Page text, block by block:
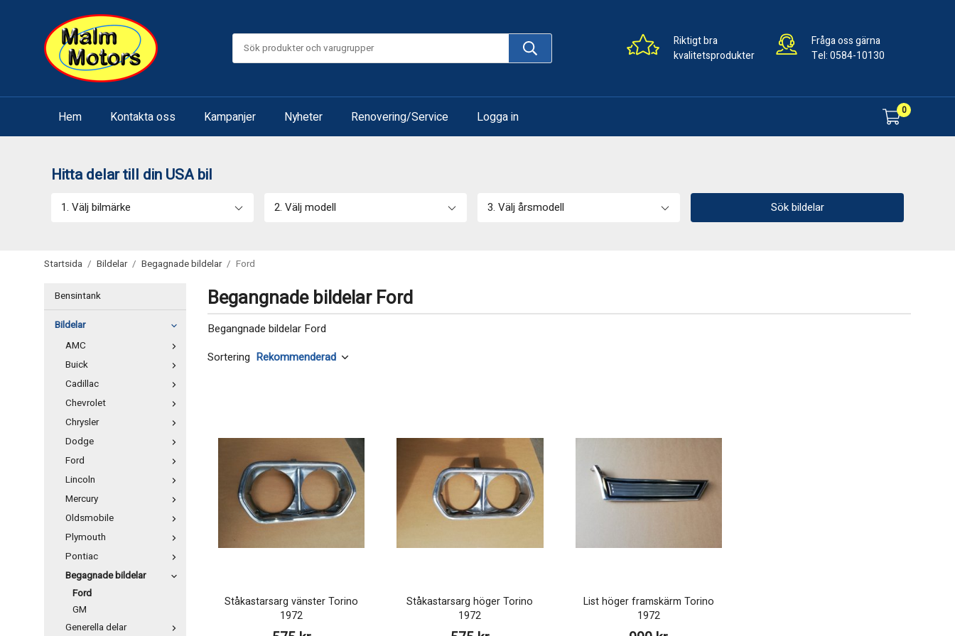
Riktigt bra
kvalitetsprodukter
Fråga oss gärna
Tel:0584-10130
Hem Kontakta oss Kampanjer Nyheter Renovering/Service Logga in 0
Hitta delar till din USA bil
1. Välj bilmärke 2. Välj modell 3. Välj årsmodell Sök bildelar
Startsida / Bildelar / Begagnade bildelar / Ford
Bensintank
Bildelar
AMC
Buick
Cadillac
Chevrolet
Chrysler
Dodge
Ford
Lincoln
Mercury
Oldsmobile
Plymouth
Pontiac
Begagnade bildelar
Ford
GM
Generella delar
Begangnade bildelar Ford
Begangnade bildelar Ford
Sortering
Ståkastarsarg vänster Torino
1972
Ståkastarsarg höger Torino
1972
List höger framskärm Torino
1972